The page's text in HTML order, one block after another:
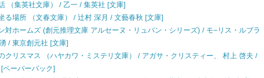
（集英社文庫） / 乙一 / 集英社 [文庫]
る場所 （文春文庫） / 辻村 深月 / 文藝春秋 [文庫]
対ホームズ (創元推理文庫 アルセーヌ・リュパン・シリーズ) / モ−リス・ルブラ
/ 東京創元社 [文庫]
クリスマス （ハヤカワ・ミステリ文庫） / アガサ・クリスティー、 村上 啓夫 /
ペーパーバック]